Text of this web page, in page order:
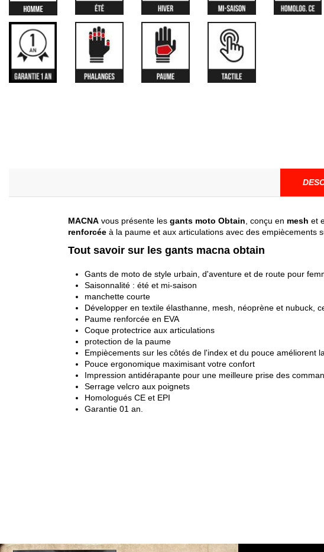
MACNA vous présente les gants moto Obtain , conçu en mesh et
renforcée à la paume et aux articulations avec des empiècements
Tout savoir sur les gants macna obtain
Gants de moto de style urbain, d'aventure et de route pour
Saisonnalité : été et mi-saison
manchette courte
Développer en textile élasthanne, mesh, néoprène et nubuck,
Paume renforcée en EVA
Coque protectrice aux articulations
protection de la paume
Empiècements sur les côtés de l'index et du pouce améliorent
Pouce ergonomique maximisant votre confort
Impression antidérapante pour une meilleure prise des
Serrage velcro aux poignets
Homologués CE et EPI
Garantie 01 an.